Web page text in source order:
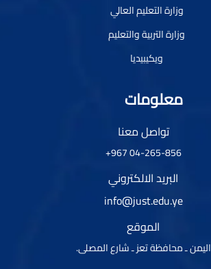
وزارة التعليم العالي
وزارة التربية والتعليم
ويكيبيديا
معلومات
تواصل معنا
04-265-856 967+
البريد الالكتروني
info@just.edu.ye
الموقع
اليمن ـ محافظة تعز ـ شارع المصلى.